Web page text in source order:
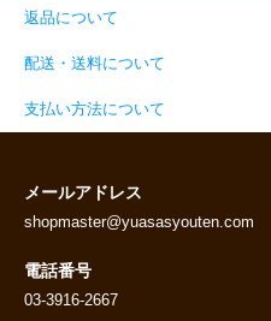
返品について
配送・送料について
支払い方法について
メールアドレス
shopmaster@yuasasyouten.com
電話番号
03-3916-2667